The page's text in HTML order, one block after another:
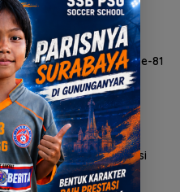
Semarakkan HUT RI ke-81
Kedung Cowek Diapreasi